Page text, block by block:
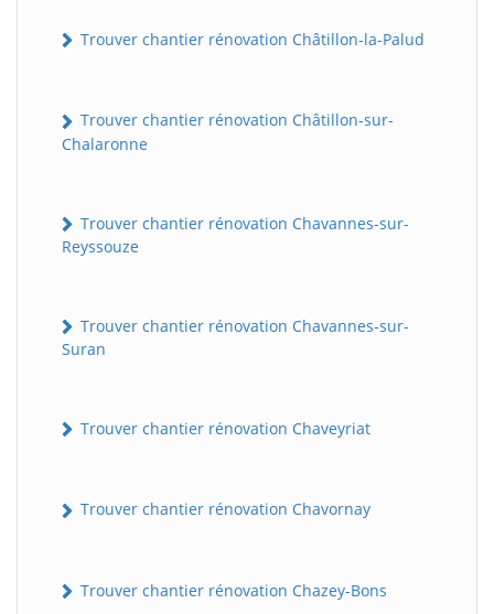
Trouver chantier rénovation Châtillon-la-Palud
Trouver chantier rénovation Châtillon-sur-
Chalaronne
Trouver chantier rénovation Chavannes-sur-
Reyssouze
Trouver chantier rénovation Chavannes-sur-
Suran
Trouver chantier rénovation Chaveyriat
Trouver chantier rénovation Chavornay
Trouver chantier rénovation Chazey-Bons